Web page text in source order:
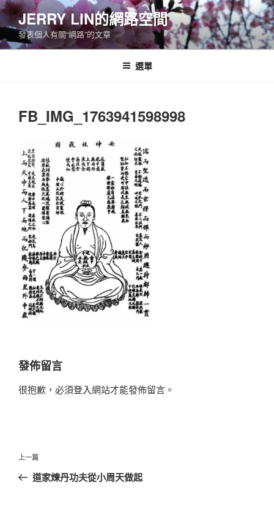
跳
至
主
要
JERRY LIN的網路空間
發表個人有關“網路”的文章
選單
FB_IMG_1763941598998
發佈留言
很抱歉，必須登入網站才能發佈留言。
文
導
上
一
上一篇
道家煉丹功夫從小周天做起